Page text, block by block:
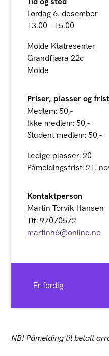
Lørdag 6. desember
13.00 - 15.00
Molde Klatresenter
Grandfjæra 22c
Molde
Priser, plasser og
Medlem: 50,-
Ikke medlem: 50,-
Student medlem: 50,-
Ledige plasser: 20
Påmeldingsfrist: 21.
Kontaktperson
Martin Torvik Hansen
Tlf: 97070572
martinh6@online.no
Er ferdig
NB! Påmelding til betalt